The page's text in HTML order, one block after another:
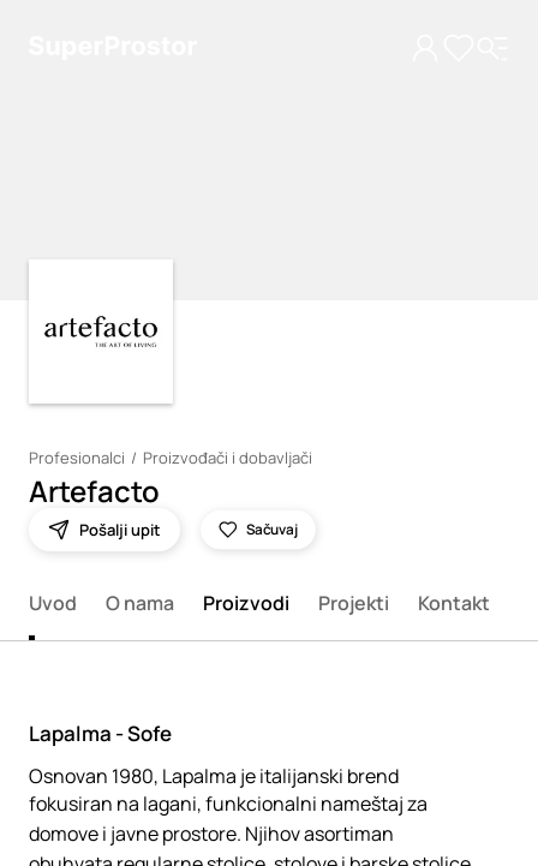
Profesionalci Proizvođači i dobavljači
Artefacto
Pošalji upit Sačuvaj
Uvod O nama Proizvodi Projekti Kontakt
Lapalma - Sofe
Osnovan 1980, Lapalma je italijanski brend
fokusiran na lagani, funkcionalni nameštaj za
domove i javne prostore. Njihov asortiman